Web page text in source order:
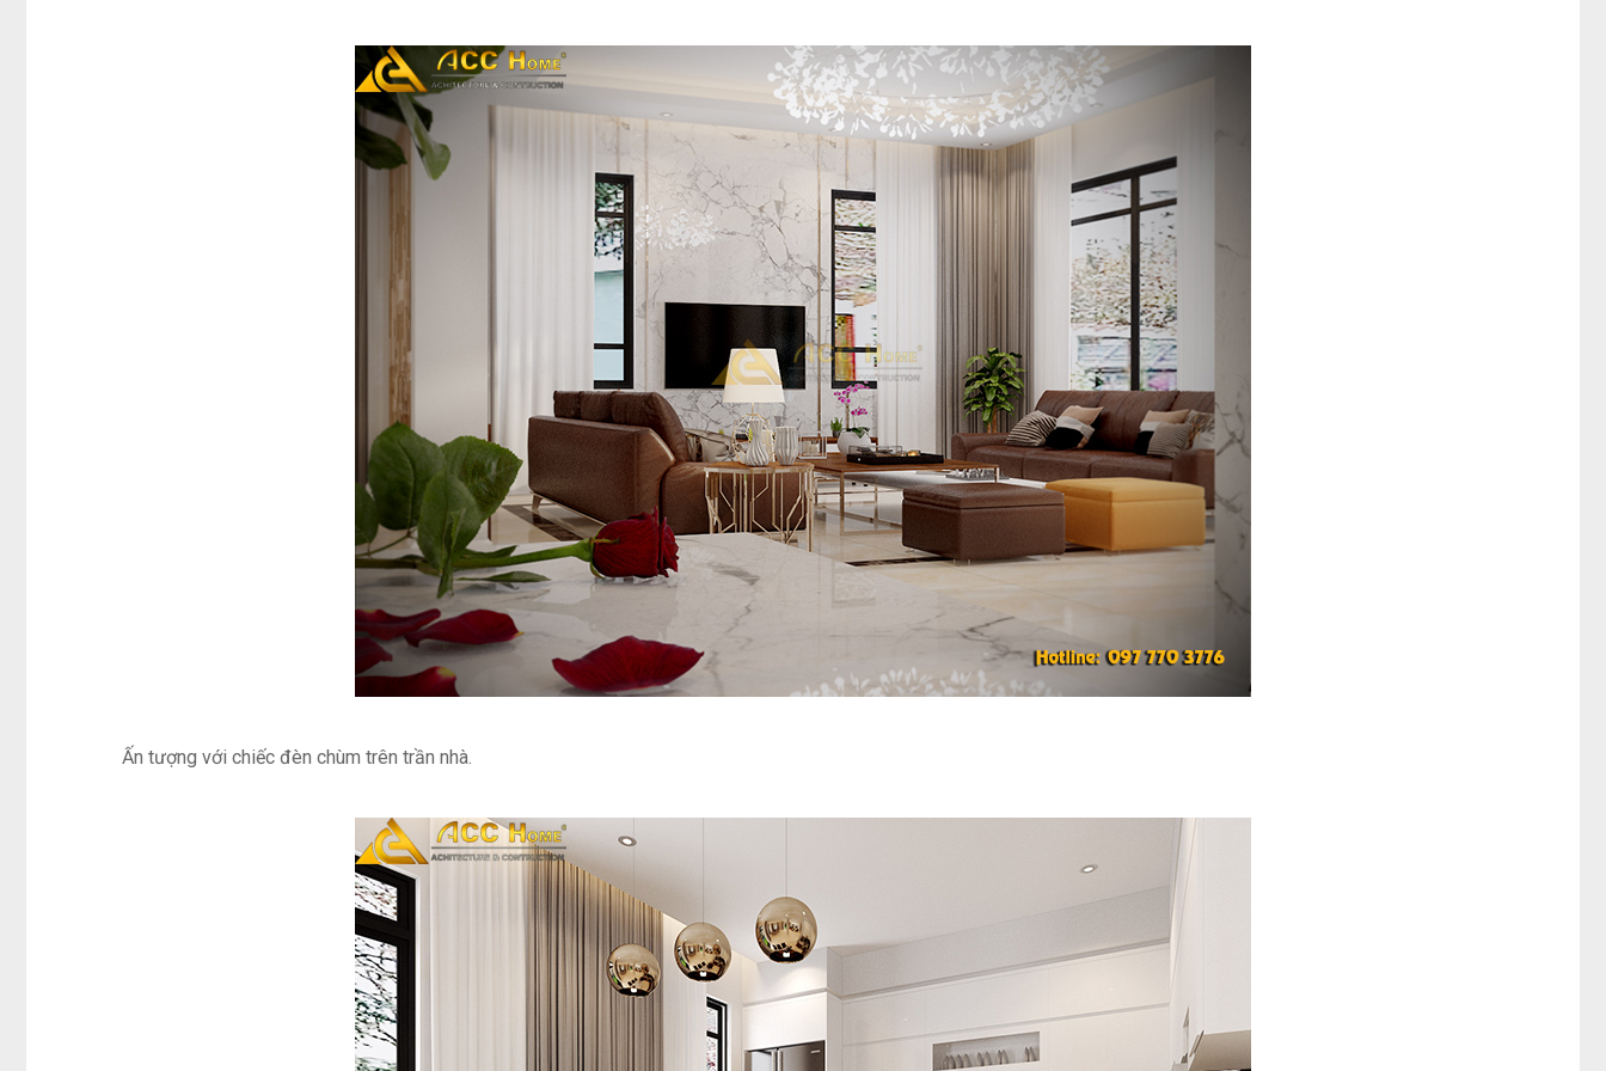
Ấn tượng với chiếc đèn chùm trên trần nhà.